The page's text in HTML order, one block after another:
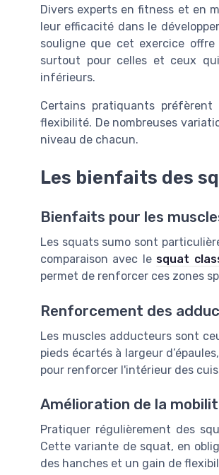
Divers experts en fitness et en
leur efficacité dans le
souligne que cet exercice
surtout pour celles et ceux
inférieurs.
Certains pratiquants
flexibilité. De nombreuses
niveau de chacun.
Les bienfaits des
Bienfaits pour les
Les squats sumo sont
comparaison avec le squat
permet de renforcer ces zones
Renforcement des
Les muscles adducteurs sont
pieds écartés à largeur
pour renforcer l'intérieur des
Amélioration de la
Pratiquer régulièrement des
Cette variante de squat, en
des hanches et un gain de